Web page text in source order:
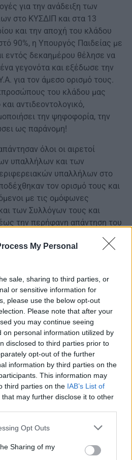
My Personal
sale, sharing to third parties, or
or sensitive information for
please use the below opt-out
Please note that after your
you may continue seeing
on personal information utilized by
disclosed to third parties prior to
opt-out of the further
information by third parties on the
This information may
third parties on the IAB’s List of
that may further disclose it to other
app uses one or more Google
behaviour. You may click to
and its third-party tags to
Opt Outs
Sharing of my
για την ανάδειξη των
στο ΚΥΣΔΙΠ και στα 13
και την αποχή του κλάδου
90%, η Υπουργός Παιδείας με
εντός δεκαημέρου θέλησε να
γεγονότα και εξέδωσε την
για τον άμεσο ορισμό τους.
του κλάδου μας
αντιδεοντολογικό,
την ψηφοφορία, την
ως παράνομη!
όλοι οι αιρετοί
υπαλλήλων και των
υπαλλήλων στο
τον ορισμό τους και
με τις ομόφωνες
των Συλλόγων τους και
την περήφανη απάντηση του
και προχωρήσει σε ορισμό των
ότι αυτή θα είναι η ηχηρή
υποψήφιων αιρετών μας
διοικητικό και νομικό,
των αιρετών εκπροσώπων μας
είναι περισσότερα
που τα αδιέξοδα της
ηγεσίας έχουν περιγραφεί
μεγάλα!